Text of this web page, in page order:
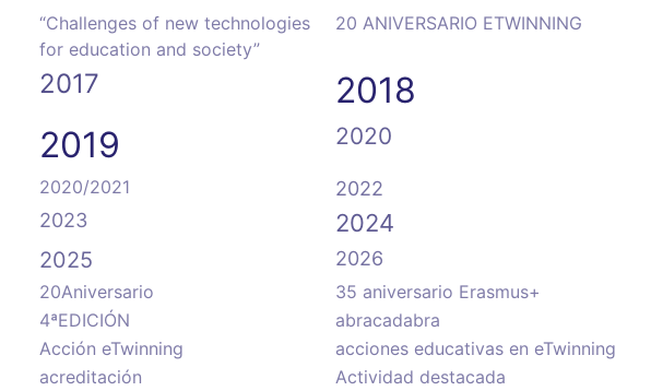
“Challenges of new technologies
for education and society”
20 ANIVERSARIO ETWINNING
2017
2018
2019
2020
2020/2021
2022
2023
2024
2025 2026
20Aniversario
35 aniversario Erasmus+
4ªEDICIÓN
abracadabra
Acción eTwinning
acciones educativas en eTwinning
acreditación
Actividad destacada